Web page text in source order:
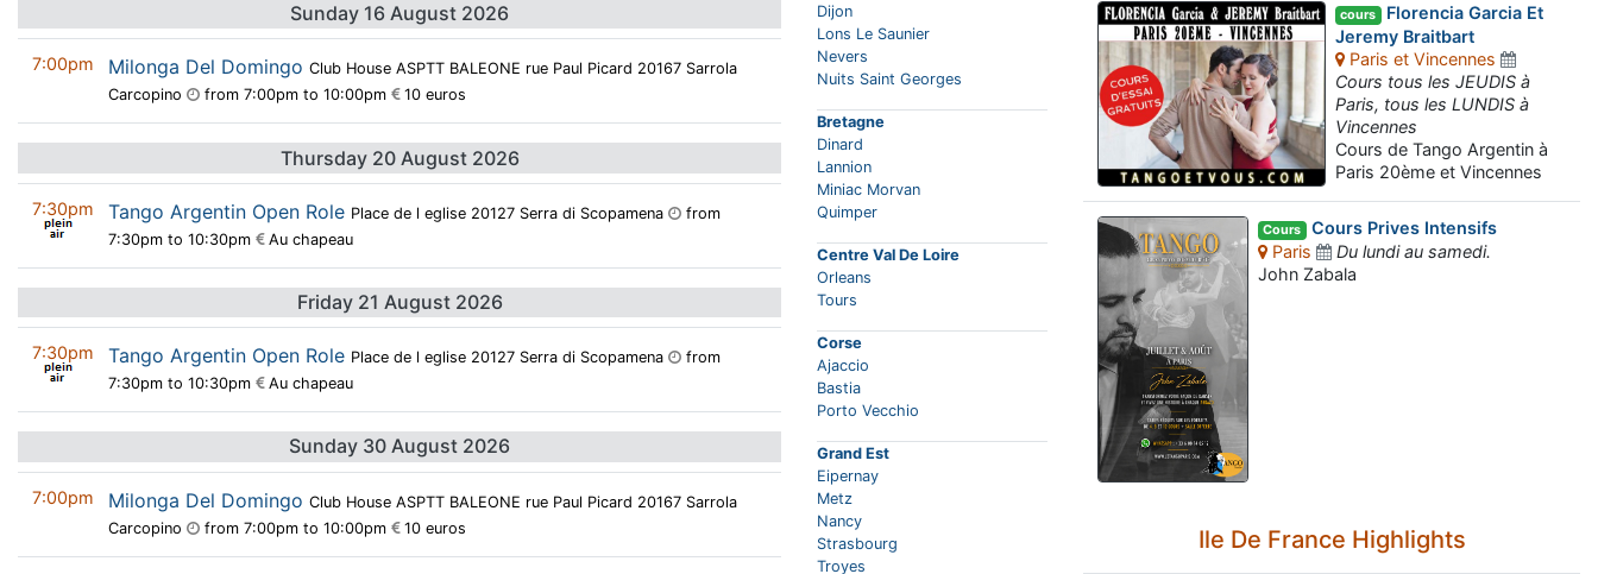
Sunday 16 August 2026
7:00pm Milonga Del Domingo Club House ASPTT BALEONE rue Paul Picard 20167 Sarrola
Carcopino
from 7:00pm to 10:00pm 10 euros
Thursday 20 August 2026
7:30pm Tango Argentin Open Role Place de l eglise 20127 Serra di Scopamena
from
7:30pm to 10:30pm
Au chapeau
Friday 21 August 2026
7:30pm Tango Argentin Open Role Place de l eglise 20127 Serra di Scopamena
from
7:30pm to 10:30pm
Au chapeau
Sunday 30 August 2026
7:00pm Milonga Del Domingo Club House ASPTT BALEONE rue Paul Picard 20167 Sarrola
Carcopino
from 7:00pm to 10:00pm 10 euros
Dijon
Lons Le Saunier
Nevers
Nuits Saint Georges
Bretagne
Dinard
Lannion
Miniac Morvan
Quimper
Centre Val De Loire
Orleans
Tours
Corse
Ajaccio
Bastia
Porto Vecchio
Grand Est
Eipernay
Metz
Nancy
Strasbourg
Troyes
cours Florencia Garcia Et
Jeremy Braitbart
Paris et Vincennes
Cours tous les JEUDIS à
Paris, tous les LUNDIS à
Vincennes
Cours de Tango Argentin à
Paris 20ème et Vincennes
Cours Cours Prives Intensifs
Paris
Du lundi au samedi.
John Zabala
Ile De France Highlights